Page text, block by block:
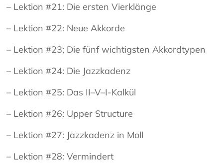
– Lektion #21: Die ersten Vierklänge
– Lektion #22: Neue Akkorde
– Lektion #23; Die fünf wichtigsten Akkordtypen
– Lektion #24: Die Jazzkadenz
– Lektion #25: Das II–V–I-Kalkül
– Lektion #26: Upper Structure
– Lektion #27: Jazzkadenz in Moll
– Lektion #28: Vermindert